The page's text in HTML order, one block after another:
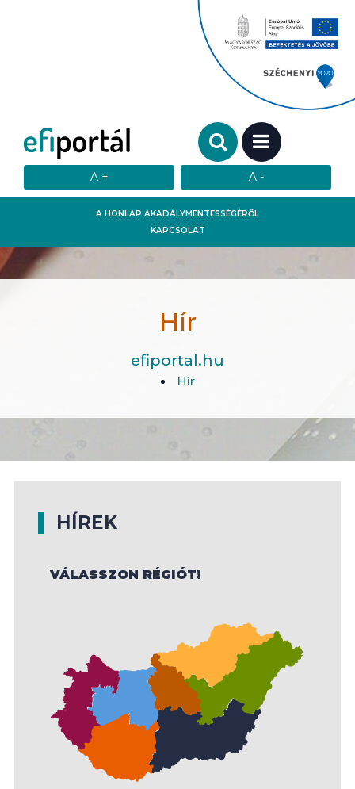
A HONLAP AKADÁLYMENTESSÉGÉRŐL
KAPCSOLAT
Keresendő szó:
MENÜ
Hír
efiportal.hu
Hír
HÍREK
VÁLASSZON RÉGIÓT!